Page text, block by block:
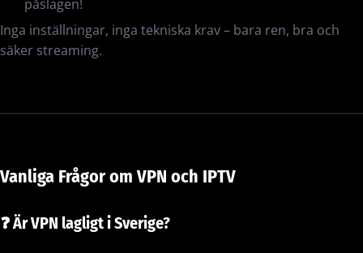
påslagen!
Inga inställningar, inga tekniska krav – bara ren, bra och
säker streaming.
Vanliga Frågor om VPN och IPTV
❓Är VPN lagligt i Sverige?